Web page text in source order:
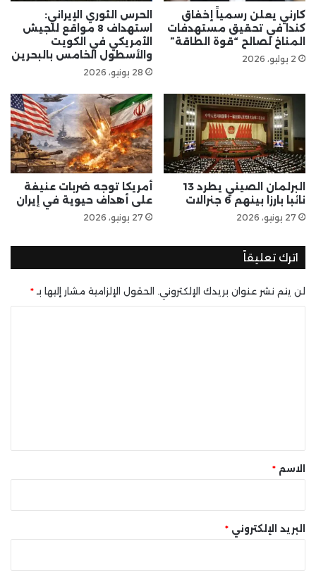
كارني يعلن رسمياً إخفاق
كندا في تحقيق مستهدفات
المناخ لصالح “قوة الطاقة”
2 يوليو، 2026
الحرس الثوري الإيراني:
استهداف 8 مواقع للجيش
الأمريكي في الكويت
والأسطول الخامس بالبحرين
28 يونيو، 2026
البرلمان الصيني يطرد 13
نائبا بارزا بينهم 6 جنرالات
27 يونيو، 2026
أمريكا توجه ضربات عنيفة
على أهداف حيوية في إيران
27 يونيو، 2026
اترك تعليقاً
لن يتم نشر عنوان بريدك الإلكتروني. الحقول الإلزامية مشار إليها بـ *
* الاسم *
البريد الإلكتروني *